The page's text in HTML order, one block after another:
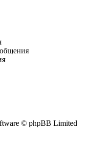
© phpBB Limited